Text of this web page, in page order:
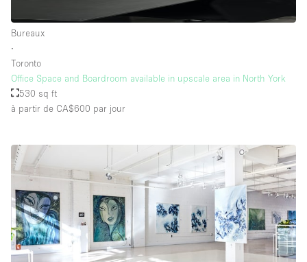
Bureaux
∙
Toronto
Office Space and Boardroom available in upscale area in North York
530 sq ft
à partir de CA$600 par jour